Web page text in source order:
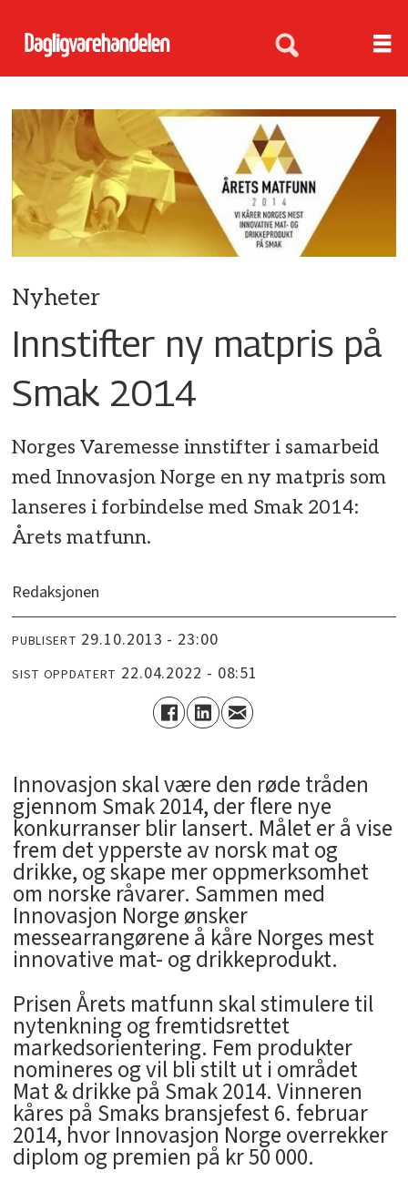
Nyheter
Innstifter ny matpris på
Smak 2014
Norges Varemesse innstifter i samarbeid
med Innovasjon Norge en ny matpris som
lanseres i forbindelse med Smak 2014:
Årets matfunn.
Redaksjonen
PUBLISERT 29.10.2013 - 23:00
SIST OPPDATERT 22.04.2022 - 08:51
Innovasjon skal være den røde tråden
gjennom Smak 2014, der flere nye
konkurranser blir lansert. Målet er å vise
frem det ypperste av norsk mat og
drikke, og skape mer oppmerksomhet
om norske råvarer. Sammen med
Innovasjon Norge ønsker
messearrangørene å kåre Norges mest
innovative mat- og drikkeprodukt.
Prisen Årets matfunn skal stimulere til
nytenkning og fremtidsrettet
markedsorientering. Fem produkter
nomineres og vil bli stilt ut i området
Mat & drikke på Smak 2014. Vinneren
kåres på Smaks bransjefest 6. februar
2014, hvor Innovasjon Norge overrekker
diplom og premien på kr 50 000.